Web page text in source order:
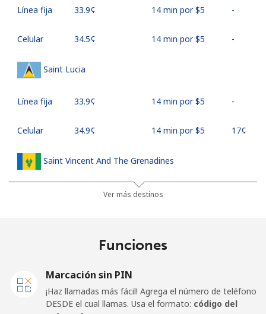
Línea fija ⁦33.9¢⁩ 14 min por ⁦$5⁩ -
Celular ⁦34.5¢⁩ 14 min por ⁦$5⁩ -
Saint Lucia
Línea fija ⁦33.9¢⁩ 14 min por ⁦$5⁩ -
Celular ⁦34.9¢⁩ 14 min por ⁦$5⁩ ⁦17¢⁩
Saint Vincent And The Grenadines
16 min por ⁦$5⁩
Línea fija
Ver más destinos
Funciones
Marcación sin PIN
¡Haz llamadas más fácil! Agrega el número de teléfono
DESDE el cual llamas. Usa el formato: código del